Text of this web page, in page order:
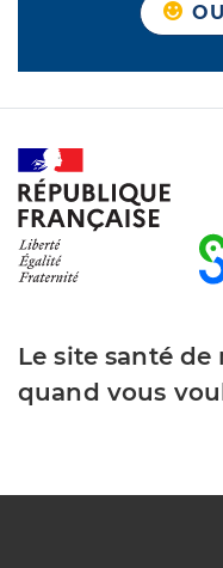
OUI
Le site santé de
quand vous